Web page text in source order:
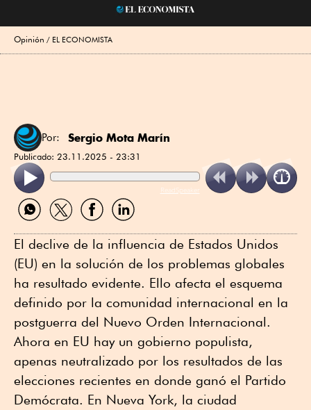
Opinión EL ECONOMISTA
Por: Sergio Mota Marín
Publicado: 23.11.2025 - 23:31
ReadSpeaker
Compartir
por
Compartir
por
Compartir
por
Compartir
por
El declive de la influencia de Estados Unidos
(EU) en la solución de los problemas globales
ha resultado evidente. Ello afecta el esquema
definido por la comunidad internacional en la
postguerra del Nuevo Orden Internacional.
Ahora en EU hay un gobierno populista,
apenas neutralizado por los resultados de las
elecciones recientes en donde ganó el Partido
Demócrata. En Nueva York, la ciudad